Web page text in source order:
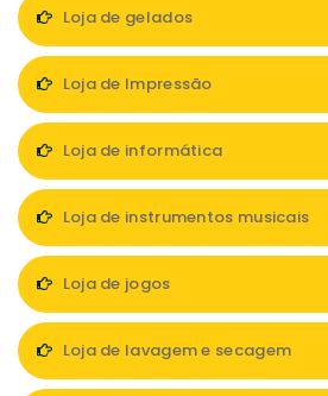
Loja de gelados
Loja de Impressão
Loja de informática
Loja de instrumentos musicais
Loja de jogos
Loja de lavagem e secagem